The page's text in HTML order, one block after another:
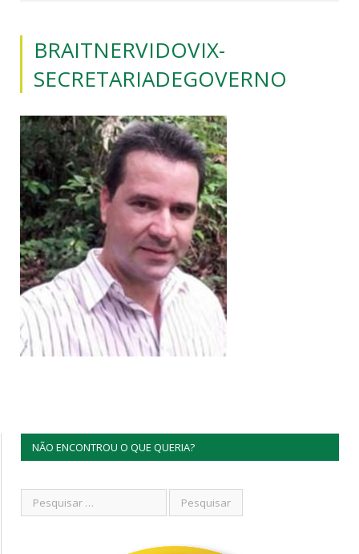
BRAITNERVIDOVIX-
SECRETARIADEGOVERNO
NÃO ENCONTROU O QUE QUERIA?